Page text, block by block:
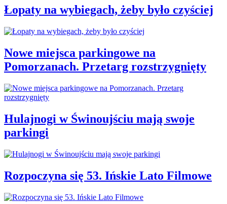
Łopaty na wybiegach, żeby było czyściej
Nowe miejsca parkingowe na
Pomorzanach. Przetarg rozstrzygnięty
Hulajnogi w Świnoujściu mają swoje
parkingi
Rozpoczyna się 53. Ińskie Lato Filmowe